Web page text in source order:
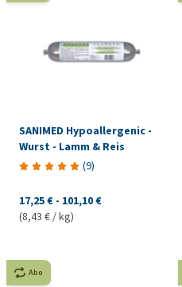
SANIMED Hypoallergenic -
Wurst - Lamm & Reis
(9)
17,25 € - 101,10 €
(8,43 € / kg)
Abo